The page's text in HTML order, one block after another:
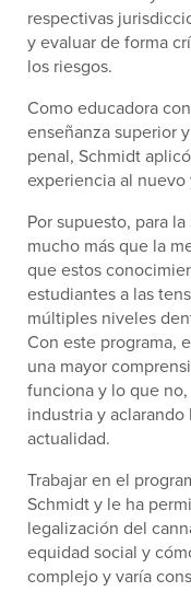
respectivas
y evaluar de forma
los riesgos.
Como educadora
enseñanza superior
penal, Schmidt
experiencia al
Por supuesto, para
mucho más que la
que estos
estudiantes a las
múltiples niveles
Con este programa,
una mayor
funciona y lo que
industria y
actualidad.
Trabajar en el
Schmidt y le ha
legalización del
equidad social y
complejo y varía